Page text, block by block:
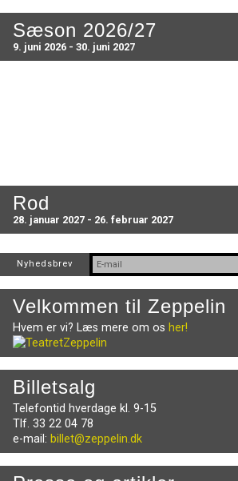
Sæson 2026/27
9. juni 2026 - 30. juni 2027
Rod
28. januar 2027 - 26. februar 2027
Nyhedsbrev
Velkommen til Zeppelin
Hvem er vi? Læs mere om os her!
Billetsalg
Telefontid hverdage kl. 9-15
Tlf. 33 22 04 78
e-mail: billet@zeppelin.dk